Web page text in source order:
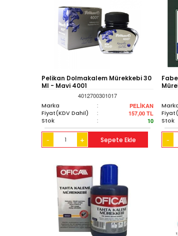
Pelikan Dolmakalem Mürekkebi 30
Ml - Mavi 4001
4012700301017
Marka
: PELİKAN
Fiyat(KDV Dahil) : 157,00 TL
Stok : 10
- + Sepete Ekle
Stok
-